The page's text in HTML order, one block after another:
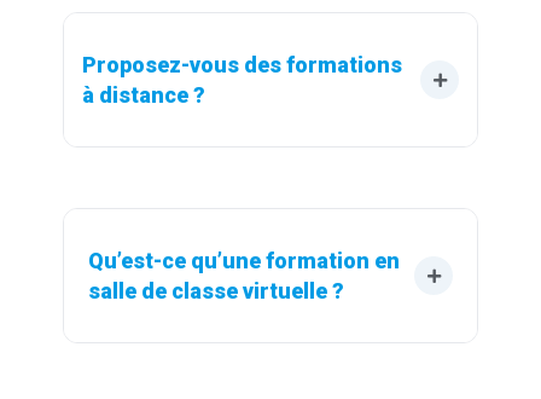
Proposez-vous des formations
à distance ?
Qu’est-ce qu’une formation en
salle de classe virtuelle ?